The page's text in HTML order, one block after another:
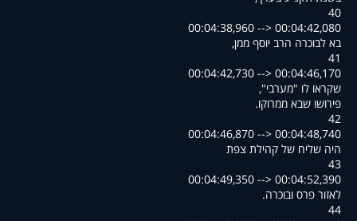
40
00:04:38,960 --> 00:04:42,080
,בא לבוכרה הרב יוסף ממן
41
00:04:42,730 --> 00:04:46,170
,"שקראו לו "מערבי
.פירושו שבא ממרוקו
42
00:04:46,870 --> 00:04:48,740
היה שליח של קהילת צפת
43
00:04:49,350 --> 00:04:52,390
.לאזור פרס ובוכרה
44